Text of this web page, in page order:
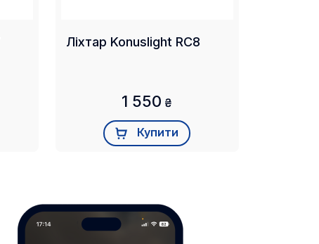
Ліхтар Konuslight RC8
1 550 ₴
Купити